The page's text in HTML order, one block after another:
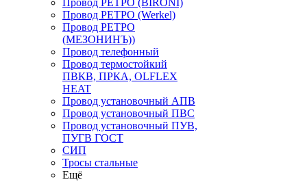
Провод РЕТРО (BIRONI)
Провод РЕТРО (Werkel)
Провод РЕТРО
(МЕЗОНИНЪ))
Провод телефонный
Провод термостойкий
ПВКВ, ПРКА, OLFLEX
HEAT
Провод установочный АПВ
Провод установочный ПВС
Провод установочный ПУВ,
ПУГВ ГОСТ
СИП
Тросы стальные
Ещё